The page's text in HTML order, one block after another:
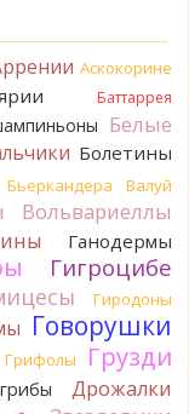
центральная
Изменения цвета
дубом.
этого
не
длинные ножки. Но
и при
слегка
Запаха почти нет.
какая нужна
Аскокорине
Баттаррея
Белые
Болетины
Бьеркандера Валуй
Вольвариеллы
Ганодермы
Гигроцибе
Гиродоны
Говорушки
Грифолы Грузди
Дрожалки